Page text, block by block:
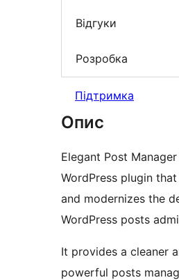
Відгуки
Розробка
Підтримка
Опис
Elegant Post
WordPress plugin
and modernizes the
WordPress posts
It provides a cleaner
powerful posts